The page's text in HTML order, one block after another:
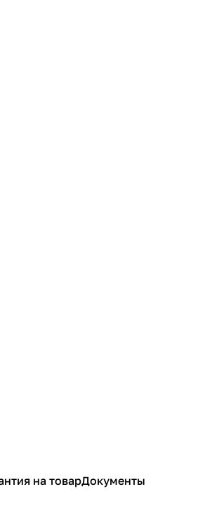
на товарДокументы